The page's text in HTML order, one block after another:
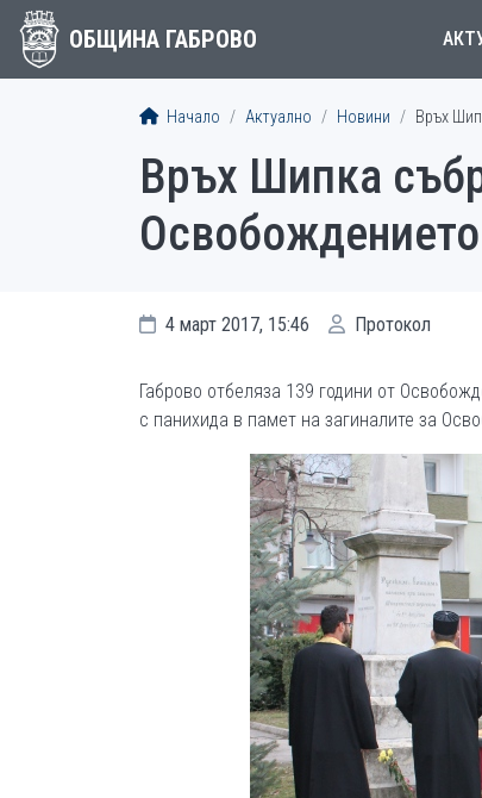
ОБЩИНА ГАБРОВО
Начало Актуално Новини Връх
Връх Шипка
Освобождението
4 март 2017, 15:46 Протокол
Габрово отбеляза 139 години от
с панихида в памет на загиналите за